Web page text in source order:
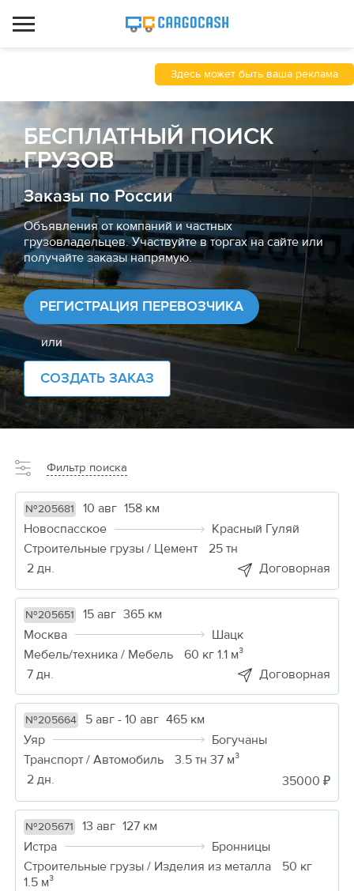
Здесь может быть ваша реклама
БЕСПЛАТНЫЙ ПОИСК
ГРУЗОВ
Заказы по России
Объявления от компаний и частных
грузовладельцев. Участвуйте в торгах на сайте или
получайте заказы напрямую.
РЕГИСТРАЦИЯ ПЕРЕВОЗЧИКА
или
СОЗДАТЬ ЗАКАЗ
Фильтр поиска
№205681 10 авг 158 км
Новоспасское
Красный Гуляй
Строительные грузы / Цемент
25 тн
2 дн.
Договорная
№205651 15 авг 365 км
Москва
Шацк
Мебель/техника / Мебель
60 кг 1.1 м³
7 дн.
Договорная
№205664 5 авг - 10 авг 465 км
Уяр
Богучаны
Транспорт / Автомобиль
3.5 тн 37 м³
2 дн.
35000 ₽
№205671 13 авг 127 км
Истра
Бронницы
Строительные грузы / Изделия из металла
50 кг
1.5 м³